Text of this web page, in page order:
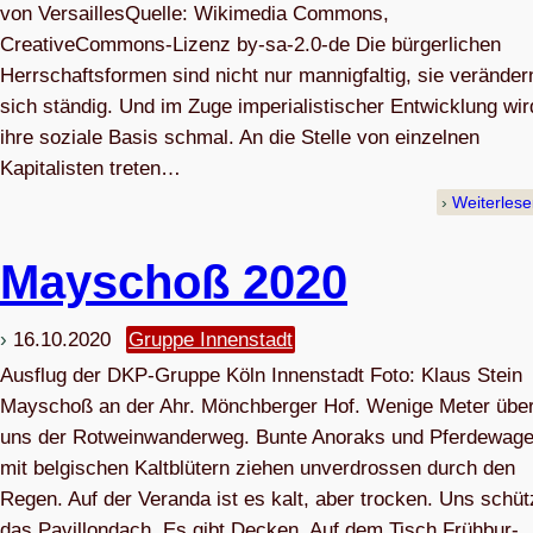
von VersaillesQuelle: Wikimedia Commons,
CreativeCommons-Lizenz by-sa-2.0-de Die bürgerlichen
Herrschaftsformen sind nicht nur mannigfaltig, sie
sich ständig. Und im Zuge imperialistischer Entwicklung
ihre soziale Basis schmal. An die Stelle von einzelnen
Kapitalisten treten…
May­schoß 2020
16.10.2020
Gruppe Innenstadt
Aus­flug der DKP-Gruppe Köln Innenstadt Foto: Klaus Stein
May­schoß an der Ahr. Mönch­ber­ger Hof. Wenige Meter
uns der Rot­wein­wan­der­weg. Bunte Ano­raks und
mit bel­gi­schen Kalt­blü­tern zie­hen unver­dros­sen durch den
Regen. Auf der Veranda ist es kalt, aber tro­cken. Uns